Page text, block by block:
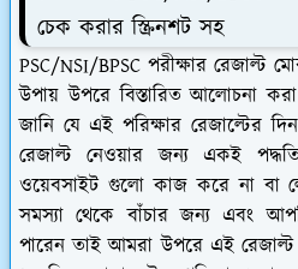
চেক করার স্ক্রিনশট সহ
PSC/NSI/BPSC পরীক্ষার রেজাল্ট
উপায় উপরে বিস্তারিত আলোচনা
জানি যে এই পরিক্ষার রেজাল্টের
রেজাল্ট নেওয়ার জন্য একই
ওয়েবসাইট গুলো কাজ করে না বা
সমস্যা থেকে বাঁচার জন্য এবং
পারেন তাই আমরা উপরে এই